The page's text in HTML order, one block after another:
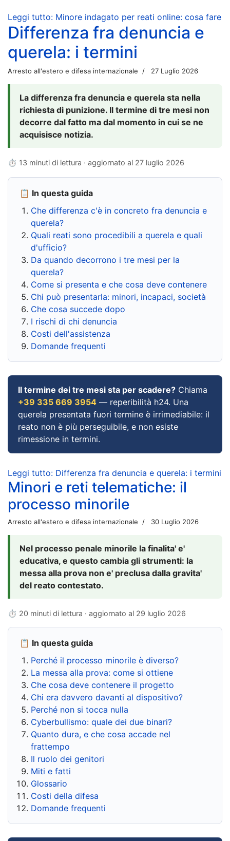
Leggi tutto: Minore indagato per reati online: cosa fare
Differenza fra denuncia e
querela: i termini
Arresto all'estero e difesa internazionale 27 Luglio 2026
La differenza fra denuncia e querela sta nella
richiesta di punizione. Il termine di tre mesi non
decorre dal fatto ma dal momento in cui se ne
acquisisce notizia.
⏱ 13 minuti di lettura · aggiornato al 27 luglio 2026
📋 In questa guida
Che differenza c'è in concreto fra denuncia e
querela?
Quali reati sono procedibili a querela e quali
d'ufficio?
Da quando decorrono i tre mesi per la
querela?
Come si presenta e che cosa deve contenere
Chi può presentarla: minori, incapaci, società
Che cosa succede dopo
I rischi di chi denuncia
Costi dell'assistenza
Domande frequenti
Il termine dei tre mesi sta per scadere? Chiama
+39 335 669 3954 — reperibilità h24. Una
querela presentata fuori termine è irrimediabile: il
reato non è più perseguibile, e non esiste
rimessione in termini.
Leggi tutto: Differenza fra denuncia e querela: i termini
Minori e reti telematiche: il
processo minorile
Arresto all'estero e difesa internazionale 30 Luglio 2026
Nel processo penale minorile la finalita' e'
educativa, e questo cambia gli strumenti: la
messa alla prova non e' preclusa dalla gravita'
del reato contestato.
⏱ 20 minuti di lettura · aggiornato al 29 luglio 2026
📋 In questa guida
Perché il processo minorile è diverso?
La messa alla prova: come si ottiene
Che cosa deve contenere il progetto
Chi era davvero davanti al dispositivo?
Perché non si tocca nulla
Cyberbullismo: quale dei due binari?
Quanto dura, e che cosa accade nel
frattempo
Il ruolo dei genitori
Miti e fatti
Glossario
Costi della difesa
Domande frequenti